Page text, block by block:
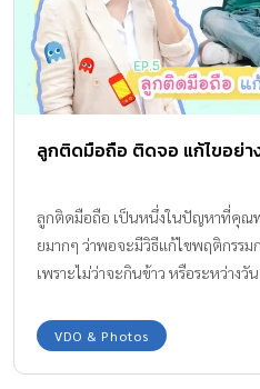
ลูกติดมือถือ ติดจอ แก้ไขอย่า
ลูกติดมือถือ เป็นหนึ่งในปัญหาที่คุณ
ยมากๆ ว่าพอจะมีวิธีแก้ไขพฤติกรรม
เพราะไม่ว่าจะกินข้าว หรือระหว่าง
VDO & Photos